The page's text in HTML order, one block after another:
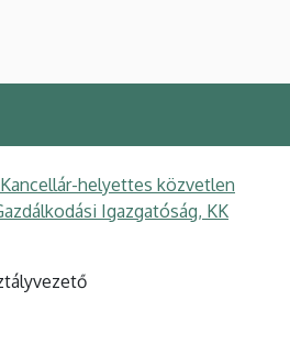
helyettes közvetlen
Igazgatóság, KK